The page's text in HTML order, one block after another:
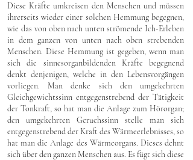
Diese Kräfte umkreisen den Menschen und müssen
ihrerseits wieder einer solchen Hemmung begegnen,
wie das von oben nach unten strömende Ich-Erleben
in dem ganzen von unten nach oben strebenden
Menschen. Diese Hemmung ist gegeben, wenn man
sich die sinnesorganbildenden Kräfte begegnend
denkt denjenigen, welche in den Lebensvorgängen
vorliegen. Man denke sich den umgekehrten
Gleichgewichtssinn entgegenstrebend der Tätigkeit
der Tonkraft, so hat man die Anlage zum Hörorgan;
den umgekehrten Geruchssinn stelle man sich
entgegenstrebend der Kraft des Wärmeerlebnisses, so
hat man die Anlage des Wärmeorgans. Dieses dehnt
sich über den ganzen Menschen aus. Es fügt sich diese